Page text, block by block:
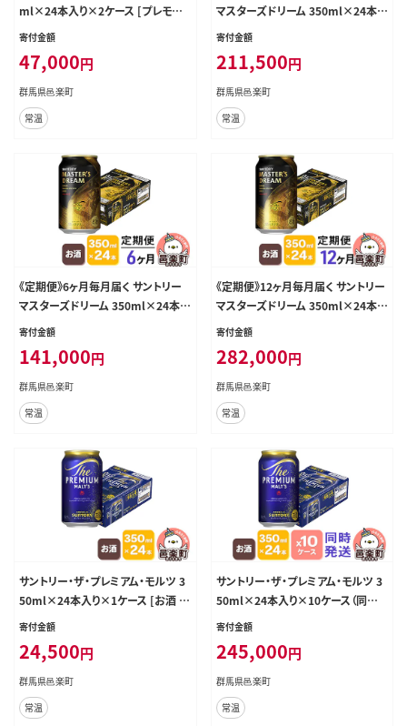
ml×24本入り×2ケース [プレモル
マスターズドリーム 天然水醸造 お
寄付金額
47,000円
群馬県邑楽町
常温
マスターズドリーム 350ml×24本
入り×1ケース [プレモル マスターズ
群馬県 9か月 9ヵ月 9カ月 9ケ月]
寄付金額
211,500円
群馬県邑楽町
常温
《定期便》6ヶ月毎月届く サントリー
マスターズドリーム 350ml×24本
入り×1ケース [プレモル マスターズ
群馬県 6か月 6ヵ月 6カ月 6ケ月]
寄付金額
141,000円
群馬県邑楽町
常温
《定期便》12ヶ月毎月届く サントリー
マスターズドリーム 350ml×24本
入り×1ケース [プレモル マスターズ
群馬県 12か月 12ヵ月 12カ月 12ケ
月]
寄付金額
282,000円
群馬県邑楽町
常温
サントリー・ザ・プレミアム・モルツ 3
50ml×24本入り×1ケース [お酒 ビ
ール 缶 プレモル 群馬県]
寄付金額
24,500円
群馬県邑楽町
常温
サントリー・ザ・プレミアム・モルツ 3
50ml×24本入り×10ケース（同時
発送） [お酒 ビール 缶 プレモル 群
寄付金額
245,000円
群馬県邑楽町
常温